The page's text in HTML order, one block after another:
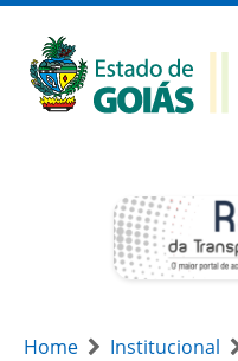
Home Institucional